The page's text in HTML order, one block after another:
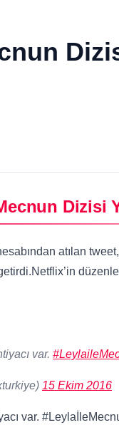
Dizisi
atılan
var.
15 Ekim 2016
var.